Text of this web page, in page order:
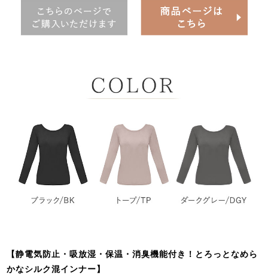
【静電気防止・吸放湿・保温・消臭機能付き！とろっとなめら
かなシルク混インナー】